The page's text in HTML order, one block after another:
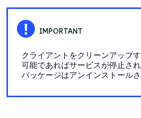
クライアントをクリーンアップ
可能であればサービスが停止され
パッケージはアンインストールさ